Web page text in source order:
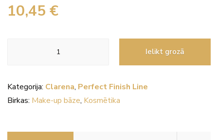
10,45 €
daudzums
Ielikt grozā
Kategorija: Clarena, Perfect Finish Line
Birkas: Make-up bāze, Kosmētika